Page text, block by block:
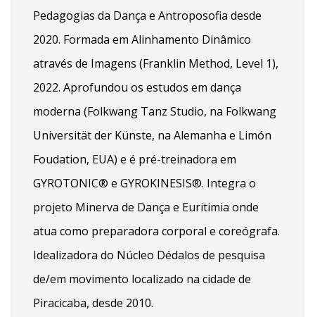
Pedagogias da Dança e Antroposofia desde
2020. Formada em Alinhamento Dinâmico
através de Imagens (Franklin Method, Level 1),
2022. Aprofundou os estudos em dança
moderna (Folkwang Tanz Studio, na Folkwang
Universität der Künste, na Alemanha e Limón
Foudation, EUA) e é pré-treinadora em
GYROTONIC®️ e GYROKINESIS®️. Integra o
projeto Minerva de Dança e Euritimia onde
atua como preparadora corporal e coreógrafa.
Idealizadora do Núcleo Dédalos de pesquisa
de/em movimento localizado na cidade de
Piracicaba, desde 2010.